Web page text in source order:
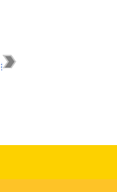
描き下ろし 宮 侑 アク